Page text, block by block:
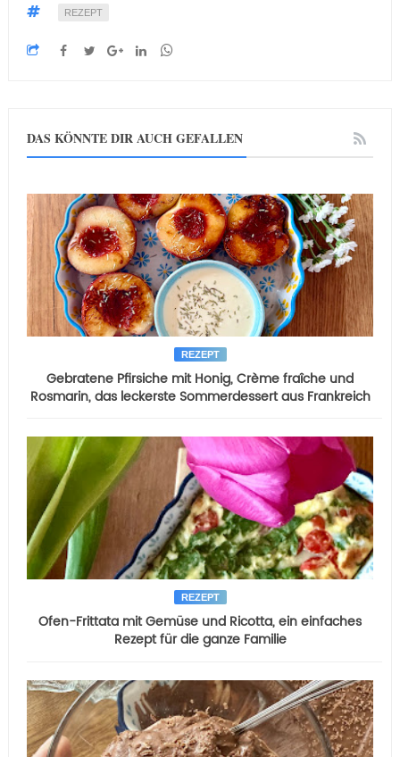
REZEPT
DAS KÖNNTE DIR AUCH GEFALLEN
REZEPT
Gebratene Pfirsiche mit Honig, Crème fraîche und
Rosmarin, das leckerste Sommerdessert aus Frankreich
REZEPT
Ofen-Frittata mit Gemüse und Ricotta, ein einfaches
Rezept für die ganze Familie